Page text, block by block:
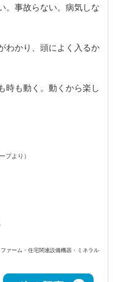
。事故らない。病気しな
わかり、頭によく入るか
時も動く。動くから楽し
プより）
ァーム・住宅関連設備機器・ミネラル